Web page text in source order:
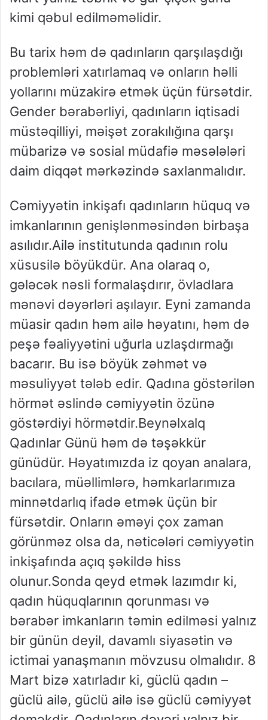
kimi qəbul edilməməlidir.
Bu tarix həm də qadınların qarşılaşdığı
problemləri xatırlamaq və onların həlli
yollarını müzakirə etmək üçün fürsətdir.
Gender bərabərliyi, qadınların iqtisadi
müstəqilliyi, məişət zorakılığına qarşı
mübarizə və sosial müdafiə məsələləri
daim diqqət mərkəzində saxlanmalıdır.
Cəmiyyətin inkişafı qadınların hüquq və
imkanlarının genişlənməsindən birbaşa
asılıdır.Ailə institutunda qadının rolu
xüsusilə böyükdür. Ana olaraq o,
gələcək nəsli formalaşdırır, övladlara
mənəvi dəyərləri aşılayır. Eyni zamanda
müasir qadın həm ailə həyatını, həm də
peşə fəaliyyətini uğurla uzlaşdırmağı
bacarır. Bu isə böyük zəhmət və
məsuliyyət tələb edir. Qadına göstərilən
hörmət əslində cəmiyyətin özünə
göstərdiyi hörmətdir.Beynəlxalq
Qadınlar Günü həm də təşəkkür
günüdür. Həyatımızda iz qoyan analara,
bacılara, müəllimlərə, həmkarlarımıza
minnətdarlıq ifadə etmək üçün bir
fürsətdir. Onların əməyi çox zaman
görünməz olsa da, nəticələri cəmiyyətin
inkişafında açıq şəkildə hiss
olunur.Sonda qeyd etmək lazımdır ki,
qadın hüquqlarının qorunması və
bərabər imkanların təmin edilməsi yalnız
bir günün deyil, davamlı siyasətin və
ictimai yanaşmanın mövzusu olmalıdır. 8
Mart bizə xatırladır ki, güclü qadın –
güclü ailə, güclü ailə isə güclü cəmiyyət